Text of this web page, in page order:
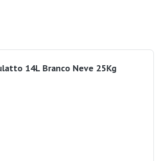
14L Branco Neve 25Kg